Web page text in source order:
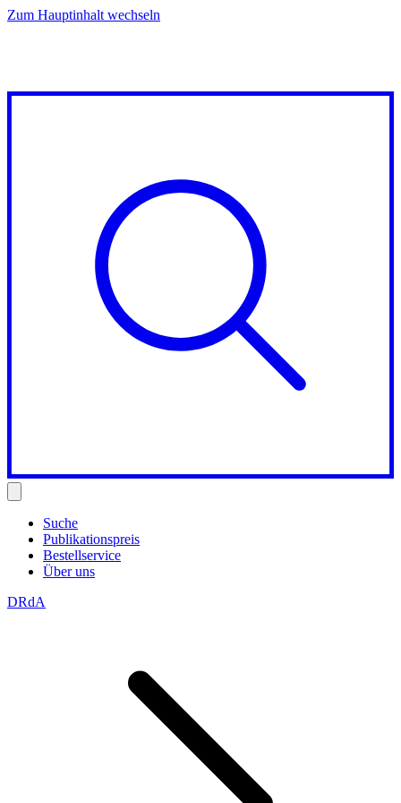
Zum Hauptinhalt wechseln
Suche
Publikationspreis
Bestellservice
Über uns
DRdA